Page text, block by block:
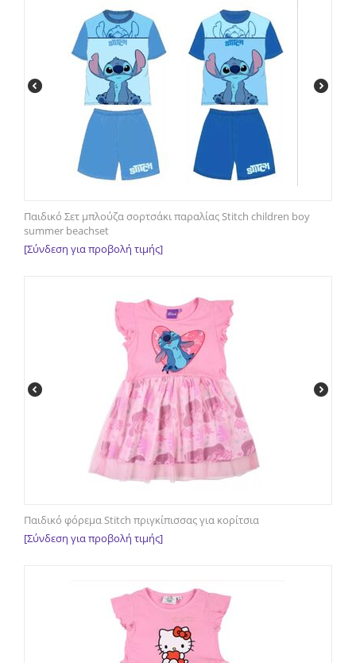
Παιδικό Σετ μπλούζα σορτσάκι παραλίας Stitch children boy
summer beachset
[Σύνδεση για προβολή τιμής]
Παιδικό φόρεμα Stitch πριγκίπισσας για κορίτσια
[Σύνδεση για προβολή τιμής]